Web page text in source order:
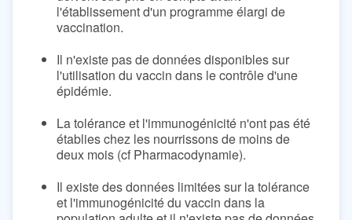
l'établissement d'un programme élargi de
vaccination.
Il n'existe pas de données disponibles sur
l'utilisation du vaccin dans le contrôle d'une
épidémie.
La tolérance et l'immunogénicité n'ont pas été
établies chez les nourrissons de moins de
deux mois (cf Pharmacodynamie).
Il existe des données limitées sur la tolérance
et l'immunogénicité du vaccin dans la